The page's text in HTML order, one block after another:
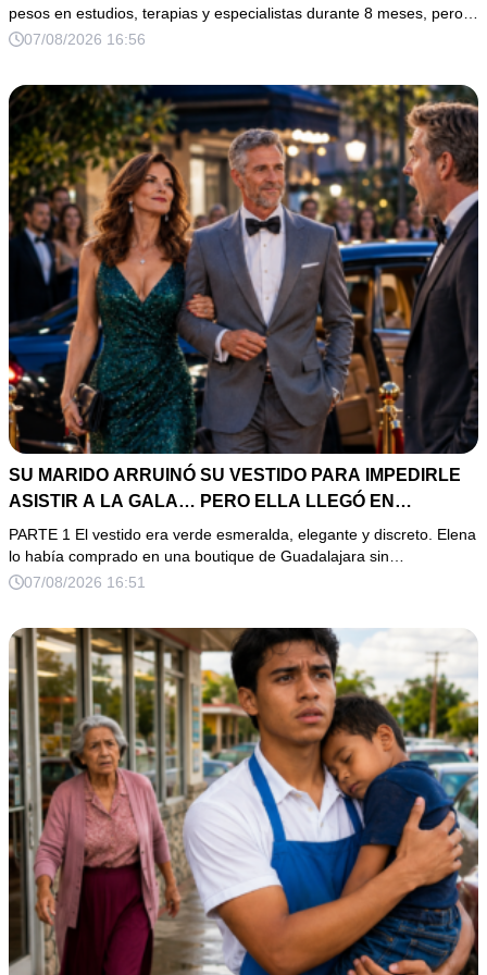
pesos en estudios, terapias y especialistas durante 8 meses, pero…
07/08/2026 16:56
SU MARIDO ARRUINÓ SU VESTIDO PARA IMPEDIRLE
ASISTIR A LA GALA… PERO ELLA LLEGÓ EN
LIMUSINA COMO INVITADA DE HONOR DEL DUEÑO DE
LA EMPRESA
PARTE 1 El vestido era verde esmeralda, elegante y discreto. Elena
lo había comprado en una boutique de Guadalajara sin…
07/08/2026 16:51